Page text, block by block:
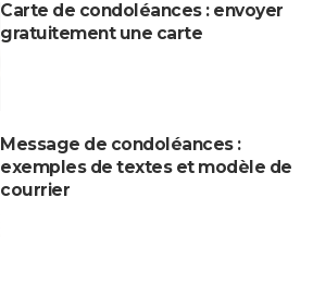
Carte de condoléances : envoyer
gratuitement une carte
Message de condoléances :
exemples de textes et modèle de
courrier